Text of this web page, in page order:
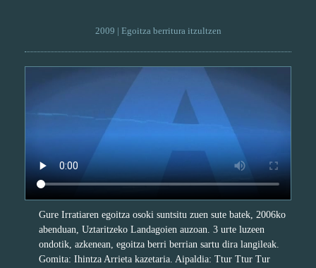
2009 | Egoitza berritura itzultzen
Gure Irratiaren egoitza osoki suntsitu zuen sute batek, 2006ko
abenduan, Uztaritzeko Landagoien auzoan. 3 urte luzeen
ondotik, azkenean, egoitza berri berrian sartu dira langileak.
Gomita: Ihintza Arrieta kazetaria. Aipaldia: Ttur Ttur Tur